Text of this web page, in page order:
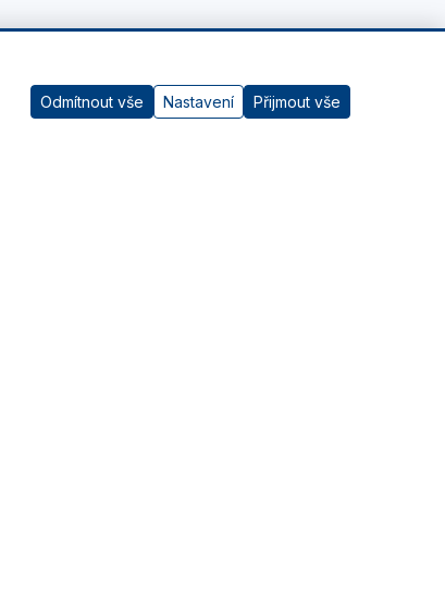
AI asistent
Odmítnout vše Nastavení Přijmout vše